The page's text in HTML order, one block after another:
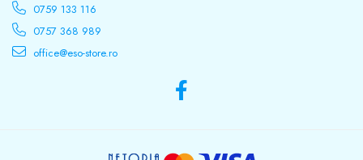
0759 133 116
0757 368 989
office@eso-store.ro